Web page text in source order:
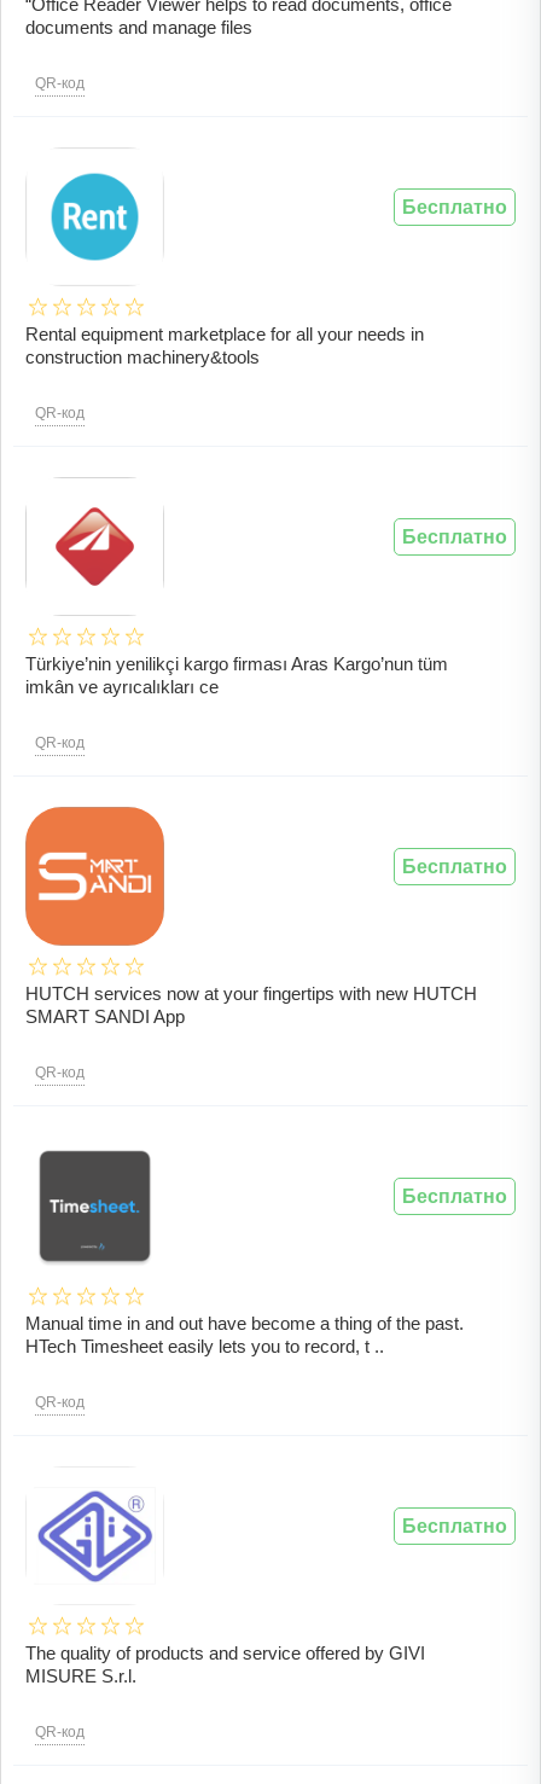
“Office Reader Viewer helps to read documents, office
documents and manage files
QR-код
Rental equipment marketplace for all your needs in
construction machinery&tools
QR-код
Бесплатно
Türkiye’nin yenilikçi kargo firması Aras Kargo’nun tüm
imkân ve ayrıcalıkları ce
QR-код
Бесплатно
HUTCH services now at your fingertips with new HUTCH
SMART SANDI App
QR-код
Бесплатно
Manual time in and out have become a thing of the past.
HTech Timesheet easily lets you to record, t ..
QR-код
Бесплатно
The quality of products and service offered by GIVI
MISURE S.r.l.
QR-код
Бесплатно